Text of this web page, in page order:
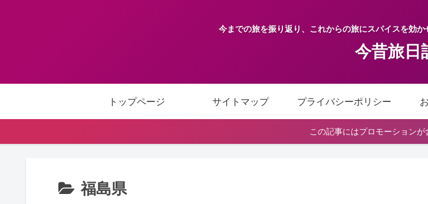
今までの旅を振り返り、これからの旅にスパイスを効か
今昔旅日
トップページ サイトマップ プライバシーポリシー
この記事にはプロモーションが
福島県